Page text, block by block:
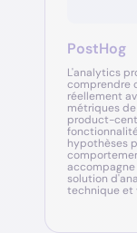
PostHog
L'analytics
comprendre
réellement
métriques
product-
hypothèses
solution
technique et